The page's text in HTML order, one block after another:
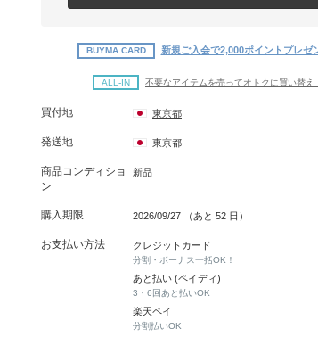
BUYMA CARD 新規ご入会で2,000ポイントプレゼ
ALL-IN 不要なアイテムを売ってオトクに買い替え
買付地 東京都
発送地 東京都
商品コンディショ
ン
新品
購入期限 2026/09/27 （あと 52 日）
お支払い方法 クレジットカード
分割・ボーナス一括OK！
あと払い (ペイディ)
3・6回あと払いOK
楽天ペイ
分割払いOK